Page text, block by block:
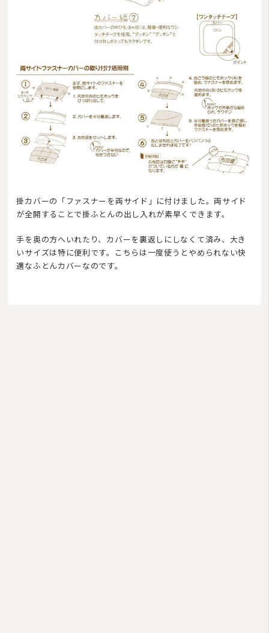
掛カバーの「ファスナーを両サイド」に付けました。両サイド
が全開することで掛ふとんの出し入れが素早くできます。
手を奥の方へいれたり、カバーを裏返しにしなくて済み、大き
いサイズは特に便利です。こちらは一度使うとやめられない快
適なふとんカバーなのです。